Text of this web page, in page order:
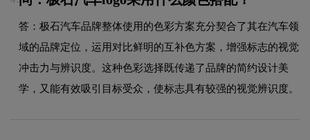
答：极石汽车品牌整体使用的色彩方案充分契合了其在汽车领
域的品牌定位，运用对比鲜明的互补色方案，增强标志的视觉
冲击力与辨识度。这种色彩选择既传递了品牌的简约设计美
学，又能有效吸引目标受众，使标志具有较强的视觉辨识度。